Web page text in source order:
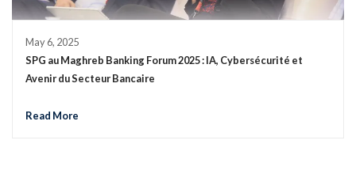
May 6, 2025
SPG au Maghreb Banking Forum 2025 : IA, Cybersécurité et
Avenir du Secteur Bancaire
Read More